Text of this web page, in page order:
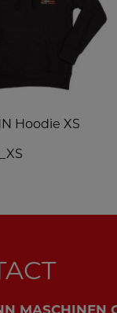
Hoodie XS
MASCHINEN